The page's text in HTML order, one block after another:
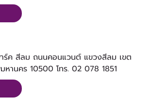
าร์ค สีลม ถนนคอนแวนต์ แขวงสีลม เขต
หานคร 10500 โทร. 02 078 1851